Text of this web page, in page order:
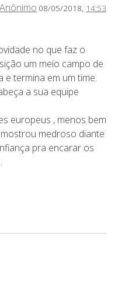
Anônimo 08/05/2018, 14:53
no que faz o
um meio campo de
termina em um time.
a sua equipe
europeus , menos bem
medroso diante
pra encarar os